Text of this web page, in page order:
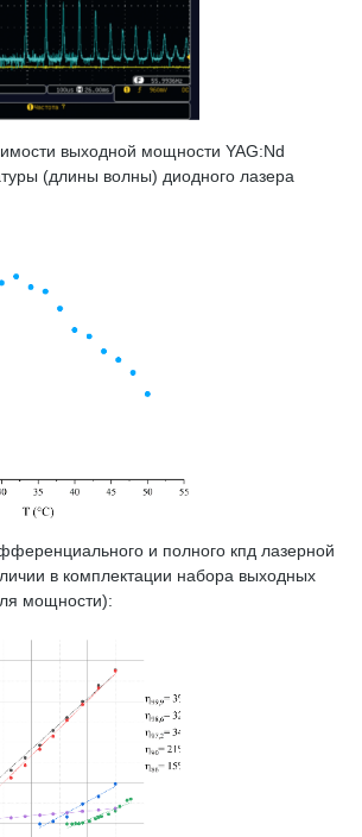
выходной мощности YAG:Nd
(длины волны) диодного лазера
и полного кпд лазерной
в комплектации набора выходных
мощности):